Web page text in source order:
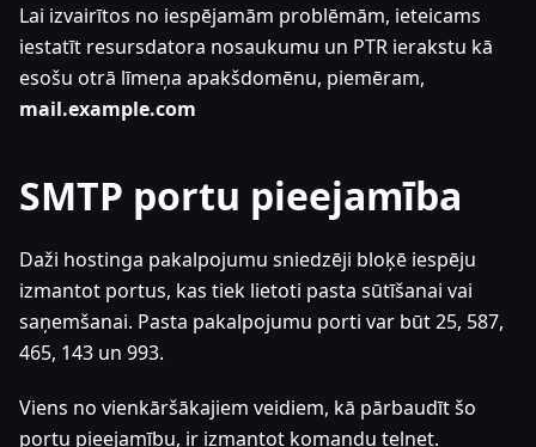
Lai izvairītos no iespējamām problēmām, ieteicams
iestatīt resursdatora nosaukumu un PTR ierakstu kā
esošu otrā līmeņa apakšdomēnu, piemēram,
mail.example.com
SMTP portu pieejamība
Daži hostinga pakalpojumu sniedzēji bloķē iespēju
izmantot portus, kas tiek lietoti pasta sūtīšanai vai
saņemšanai. Pasta pakalpojumu porti var būt 25, 587,
465, 143 un 993.
Viens no vienkāršākajiem veidiem, kā pārbaudīt šo
portu pieejamību, ir izmantot komandu telnet.